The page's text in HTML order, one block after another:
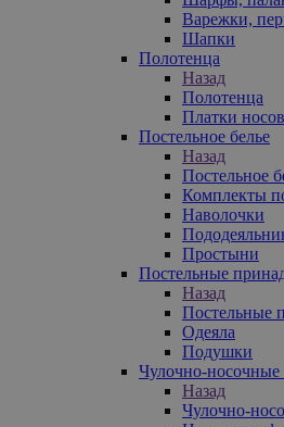
Варежки,
Шапки
Полотенца
Назад
Полотенца
Платки
Постельное белье
Назад
Постельное
Комплекты
Наволочки
Простыни
Постельные
Назад
Постельные
Одеяла
Подушки
Чулочно-носочные
Назад
Чулочно-